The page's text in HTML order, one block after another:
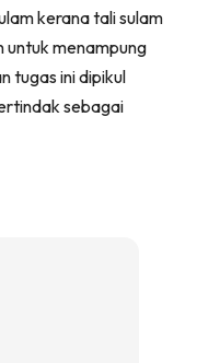
kerana tali sulam
untuk menampung
tugas ini dipikul
sebagai